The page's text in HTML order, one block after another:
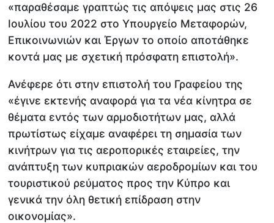
«παραθέσαμε γραπτώς τις απόψεις μας στις 26
Ιουλίου του 2022 στο Υπουργείο Μεταφορών,
Επικοινωνιών και Έργων το οποίο αποτάθηκε
κοντά μας με σχετική πρόσφατη επιστολή».
Ανέφερε ότι στην επιστολή του Γραφείου της
«έγινε εκτενής αναφορά για τα νέα κίνητρα σε
θέματα εντός των αρμοδιοτήτων μας, αλλά
πρωτίστως είχαμε αναφέρει τη σημασία των
κινήτρων για τις αεροπορικές εταιρείες, την
ανάπτυξη των κυπριακών αεροδρομίων και του
τουριστικού ρεύματος προς την Κύπρο και
γενικά την όλη θετική επίδραση στην
οικονομίας».